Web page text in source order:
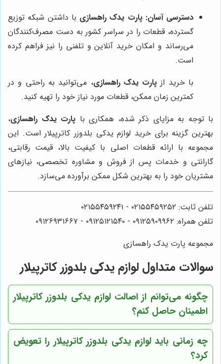
دسترسی آسان: پارت یدک راهسازی با داشتن شبکه توزیع
گسترده، قطعات را در سراسر کشور به دست مصرف‌کنندگان
می‌رساند و امکان خرید آنلاین و تلفنی را نیز فراهم کرده
است.
با خرید از پارت یدک راهسازی، می‌توانید به راحتی و در
کمترین زمان ممکن، قطعات مورد نیاز خود را تهیه کنید.
با توجه به مزایای ذکر شده، همکاری با پارت یدک راهسازی،
بهترین گزینه برای خرید لوازم یدکی بلدوزر کاترپیلار است. این
مجموعه با ارائه قطعات اصلی با کیفیت بالا، قیمت رقابتی،
گارانتی و خدمات پس از فروش و مشاوره تخصصی، نیازهای
مشتریان خود را به بهترین شکل ممکن برآورده می‌سازد.
تلفن ثابت: ۰۲۱۵۵۴۵۹۲۵۲ - ۰۲۱۵۵۴۵۹۲۴۱
تلفن همراه: ۰۹۱۲۵۹۰۹۹۶۲ - ۰۹۱۲۵۱۲۱۵۴۰‌‌‌ - ۰۹۱۲۶۹۳۱۶۶۷
مجموعه پارت یدک راهسازی
سوالات متداول لوازم یدکی بلدوزر کاترپیلار
چگونه می‌توانم از اصالت لوازم یدکی بلدوزر کاترپیلار
اطمینان حاصل کنم؟
چه زمانی باید لوازم یدکی بلدوزر کاترپیلار را تعویض
کرد؟